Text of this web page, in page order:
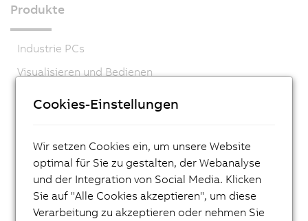
Produkte
Industrie PCs
Visualisieren und Bedienen
Vision Systeme
Sicherheitstechnik
Antriebstechnik
Mechatronische Systeme
Cookies-Einstellungen
Wir setzen Cookies ein, um unsere Website
optimal für Sie zu gestalten, der Webanalyse
und der Integration von Social Media. Klicken
Sie auf "Alle Cookies akzeptieren", um diese
Verarbeitung zu akzeptieren oder nehmen Sie